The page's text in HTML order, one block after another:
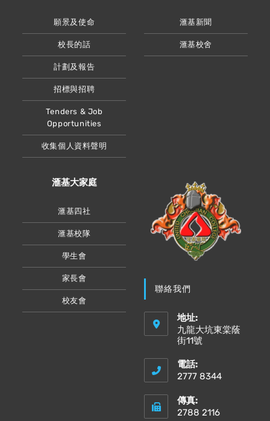
願景及使命
校長的話
計劃及報告
招標與招聘
Tenders & Job
Opportunities
收集個人資料聲明
滙基新聞
滙基校舍
滙基大家庭
滙基四社
滙基校隊
學生會
家長會
校友會
聯絡我們
地址:
九龍大坑東棠蔭
街11號
電話:
2777 8344
傳真:
2788 2116